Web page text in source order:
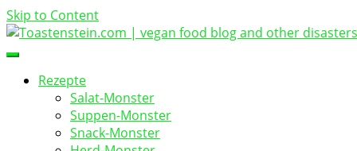
Skip to Content
Toastenstein.com
vegan food blog
Rezepte
Salat-Monster
Suppen-Monster
Snack-Monster